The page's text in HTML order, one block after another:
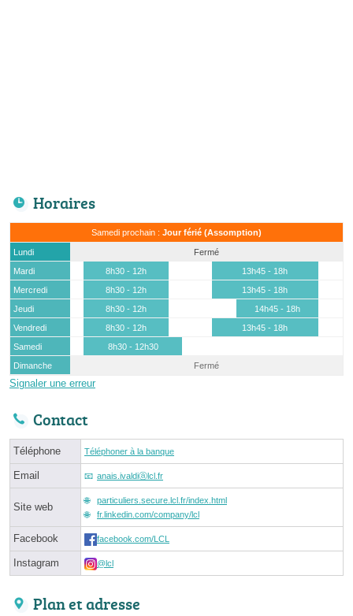
Horaires
Samedi prochain : Jour férié (Assomption)
Lundi
Fermé
Mardi
8h30 - 12h
13h45 - 18h
Mercredi
8h30 - 12h
13h45 - 18h
Jeudi
8h30 - 12h
14h45 - 18h
Vendredi
8h30 - 12h
13h45 - 18h
Samedi
8h30 - 12h30
Dimanche
Fermé
Signaler une erreur
Contact
Téléphone Téléphoner à la banque
Email anais.ivaldiⓐlcl.fr
Site web
particuliers.secure.lcl.fr/index.html
fr.linkedin.com/company/lcl
Facebook facebook.com/LCL
Instagram @lcl
Plan et adresse